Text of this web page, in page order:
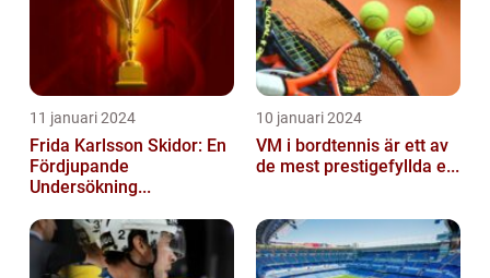
11 januari 2024
Frida Karlsson Skidor: En
Fördjupande
Undersökning...
10 januari 2024
VM i bordtennis är ett av
de mest prestigefyllda e...